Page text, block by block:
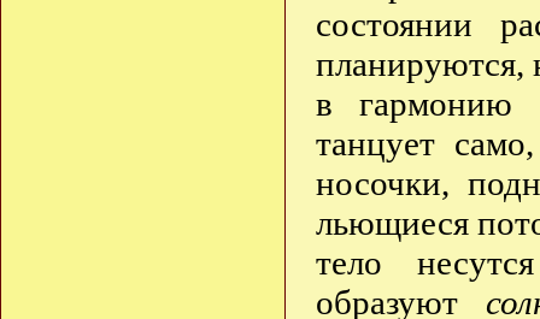
состоянии
планируются,
в гармонию
танцует
носочки,
льющиеся
тело
образуют